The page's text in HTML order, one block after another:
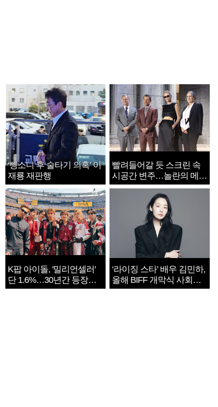
‘뺑소니 후 술타기 의혹’ 이
재룡 재판행
빨려들어갈 듯 스크린 속
시공간 변주…놀란의 메시
지는 ‘전쟁 속죄’
K팝 아이돌, '밀리언셀러'
단 1.6%…30년간 등장
1182개팀 전수조사
‘라이징 스타’ 배우 김민하,
올해 BIFF 개막식 사회자
확정